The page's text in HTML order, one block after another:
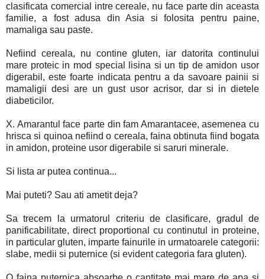
clasificata comercial intre cereale, nu face parte din aceasta
familie, a fost adusa din Asia si folosita pentru paine,
mamaliga sau paste.
Nefiind cereala, nu contine gluten, iar datorita continului
mare proteic in mod special lisina si un tip de amidon usor
digerabil, este foarte indicata pentru a da savoare painii si
mamaligii desi are un gust usor acrisor, dar si in dietele
diabeticilor.
X. Amarantul face parte din fam Amarantacee, asemenea cu
hrisca si quinoa nefiind o cereala, faina obtinuta fiind bogata
in amidon, proteine usor digerabile si saruri minerale.
Si lista ar putea continua...
Mai puteti? Sau ati ametit deja?
Sa trecem la urmatorul criteriu de clasificare, gradul de
panificabilitate, direct proportional cu continutul in proteine,
in particular gluten, imparte fainurile in urmatoarele categorii:
slabe, medii si puternice (si evident categoria fara gluten).